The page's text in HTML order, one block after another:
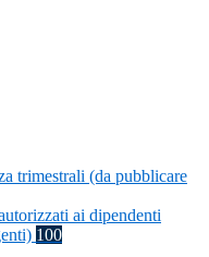
trimestrali (da pubblicare
ai dipendenti
100